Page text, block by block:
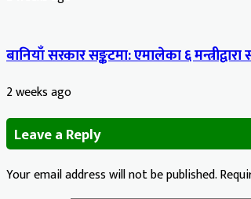
बानियाँ सरकार सङ्कटमा: एमालेका ६
2 weeks ago
Leave a Reply
Your email address will not be published.